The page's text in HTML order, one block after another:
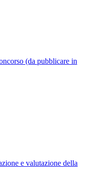
(da pubblicare in
e valutazione della